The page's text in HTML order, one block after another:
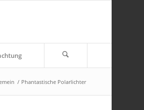
/ Phantastische Polarlichter